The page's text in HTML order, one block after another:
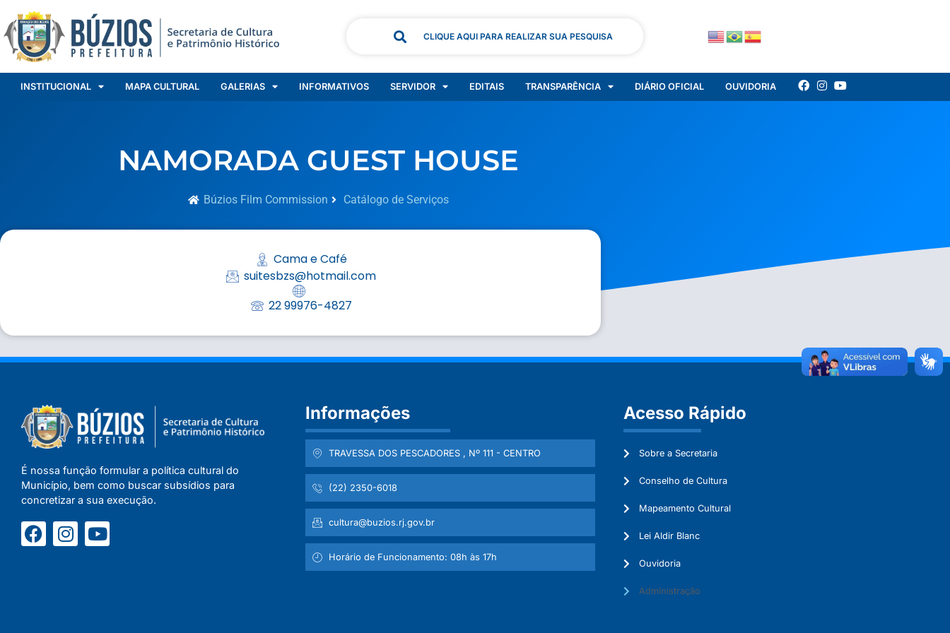
CLIQUE AQUI PARA REALIZAR SUA PESQUISA
INSTITUCIONAL MAPA CULTURAL GALERIAS INFORMATIVOS SERVIDOR EDITAIS TRANSPARÊNCIA DIÁRIO OFICIAL OUVIDORIA
NAMORADA GUEST HOUSE
Búzios Film Commission Catálogo de Serviços
Cama e Café
suitesbzs@hotmail.com
22 99976-4827
É nossa função formular a política cultural do
Município, bem como buscar subsídios para
concretizar a sua execução.
Informações
TRAVESSA DOS PESCADORES , Nº 111 - CENTRO
(22) 2350-6018
cultura@buzios.rj.gov.br
Horário de Funcionamento: 08h às 17h
Acesso Rápido
Sobre a Secretaria
Conselho de Cultura
Mapeamento Cultural
Lei Aldir Blanc
Ouvidoria
Administração